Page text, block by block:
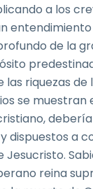
a los
de la
las riquezas de
se muestran
dispuestos a
Jesucristo.
reina